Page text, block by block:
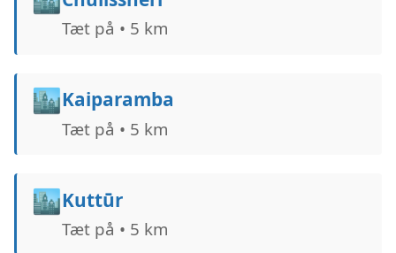
Tæt på • 5 km
🏙️Kaiparamba
Tæt på • 5 km
🏙️Kuttūr
Tæt på • 5 km